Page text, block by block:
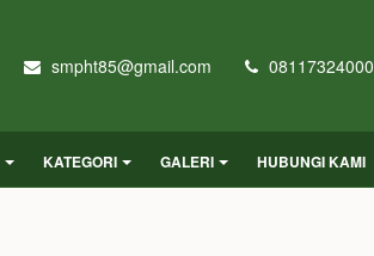
smpht85@gmail.com 08117324000
KATEGORI GALERI HUBUNGI KAMI